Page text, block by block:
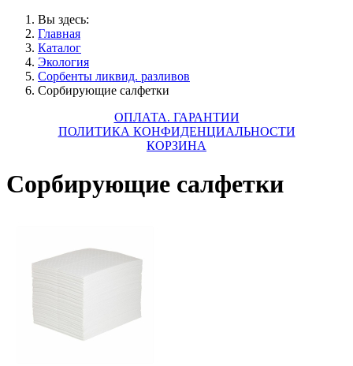
Вы здесь:
Главная
Каталог
Экология
Сорбенты ликвид. разливов
Сорбирующие салфетки
ОПЛАТА. ГАРАНТИИ
ПОЛИТИКА КОНФИДЕНЦИАЛЬНОСТИ
КОРЗИНА
Сорбирующие салфетки